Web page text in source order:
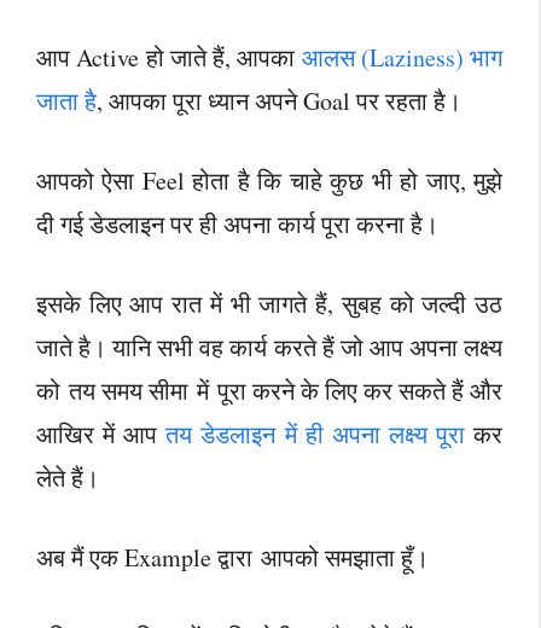
आप Active हो जाते हैं, आपका आलस (Laziness) भाग
जाता है, आपका पूरा ध्यान अपने Goal पर रहता है।
आपको ऐसा Feel होता है कि चाहे कुछ भी हो जाए, मुझे
दी गई डेडलाइन पर ही अपना कार्य पूरा करना है।
इसके लिए आप रात में भी जागते हैं, सुबह को जल्दी उठ
जाते है। यानि सभी वह कार्य करते हैं जो आप अपना लक्ष्य
को तय समय सीमा में पूरा करने के लिए कर सकते हैं और
आखिर में आपतय डेडलाइन में ही अपना लक्ष्य पूराकर
लेते हैं।
अब मैं एक Example द्वारा आपको समझाता हूँ।